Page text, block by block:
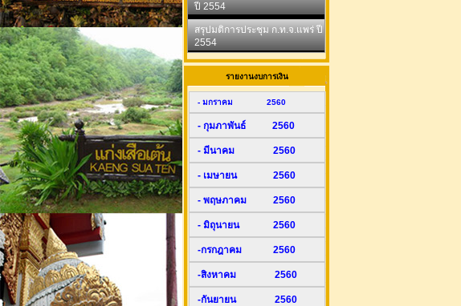
ปี 2554
สรุปมติการประชุม ก.ท.จ.แพร่ ปี
2554
รายงานงบการเงิน
- มกราคม 2560
- กุมภาพันธ์ 2560
- มีนาคม 2560
- เมษายน 2560
- พฤษภาคม 2560
- มิถุนายน 2560
-กรกฎาคม 2560
-สิงหาคม 2560
-กันยายน 2560